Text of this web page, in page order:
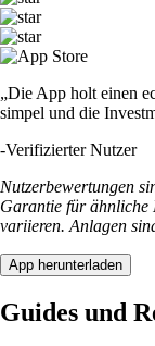
„Die App holt einen
simpel und die
-Verifizierter Nutzer
Nutzerbewertungen
Garantie für ähnliche
variieren. Anlagen
App herunterladen
Guides und